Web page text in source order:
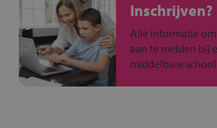
Inschrijven?
Alle informatie
aan te melden bij
middelbare